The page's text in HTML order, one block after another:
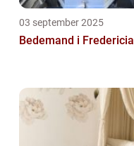
03 september 2025
Bedemand i Fredericia